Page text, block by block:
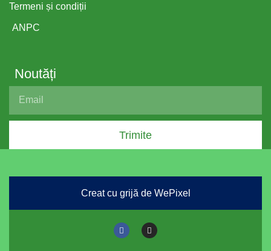
Termeni și condiții
ANPC
Noutăți
Trimite
Creat cu grijă de WePixel